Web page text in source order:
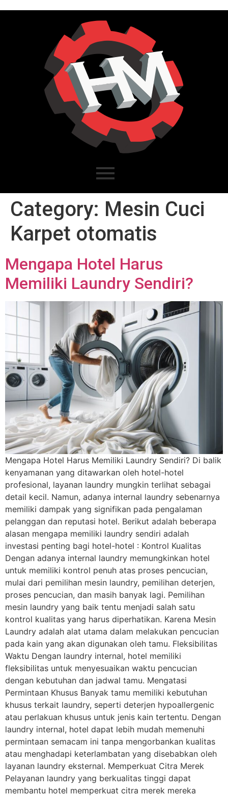
Category: Mesin Cuci
Karpet otomatis
Mengapa Hotel Harus
Memiliki Laundry Sendiri?
Mengapa Hotel Harus Memiliki Laundry Sendiri? Di balik
kenyamanan yang ditawarkan oleh hotel-hotel
profesional, layanan laundry mungkin terlihat sebagai
detail kecil. Namun, adanya internal laundry sebenarnya
memiliki dampak yang signifikan pada pengalaman
pelanggan dan reputasi hotel. Berikut adalah beberapa
alasan mengapa memiliki laundry sendiri adalah
investasi penting bagi hotel-hotel : Kontrol Kualitas
Dengan adanya internal laundry memungkinkan hotel
untuk memiliki kontrol penuh atas proses pencucian,
mulai dari pemilihan mesin laundry, pemilihan deterjen,
proses pencucian, dan masih banyak lagi. Pemilihan
mesin laundry yang baik tentu menjadi salah satu
kontrol kualitas yang harus diperhatikan. Karena Mesin
Laundry adalah alat utama dalam melakukan pencucian
pada kain yang akan digunakan oleh tamu. Fleksibilitas
Waktu Dengan laundry internal, hotel memiliki
fleksibilitas untuk menyesuaikan waktu pencucian
dengan kebutuhan dan jadwal tamu. Mengatasi
Permintaan Khusus Banyak tamu memiliki kebutuhan
khusus terkait laundry, seperti deterjen hypoallergenic
atau perlakuan khusus untuk jenis kain tertentu. Dengan
laundry internal, hotel dapat lebih mudah memenuhi
permintaan semacam ini tanpa mengorbankan kualitas
atau menghadapi keterlambatan yang disebabkan oleh
layanan laundry eksternal. Memperkuat Citra Merek
Pelayanan laundry yang berkualitas tinggi dapat
membantu hotel memperkuat citra merek mereka